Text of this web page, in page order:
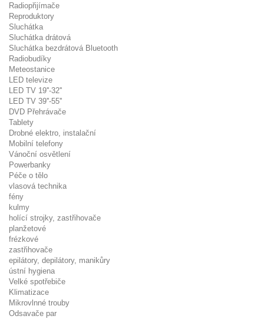
Radiopřijímače
Reproduktory
Sluchátka
Sluchátka drátová
Sluchátka bezdrátová Bluetooth
Radiobudíky
Meteostanice
LED televize
LED TV 19''-32''
LED TV 39''-55''
DVD Přehrávače
Tablety
Drobné elektro, instalační
Mobilní telefony
Vánoční osvětlení
Powerbanky
Péče o tělo
vlasová technika
fény
kulmy
holící strojky, zastřihovače
planžetové
frézkové
zastřihovače
epilátory, depilátory, manikůry
ústní hygiena
Velké spotřebiče
Klimatizace
Mikrovlnné trouby
Odsavače par